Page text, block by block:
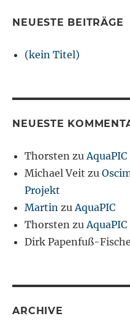
NEUESTE BEITRÄGE
(kein Titel)
NEUESTE
Thorsten zu AquaPIC
Michael Veit zu
Projekt
Martin zu AquaPIC
Thorsten zu AquaPIC
Dirk Papenfuß-
ARCHIVE